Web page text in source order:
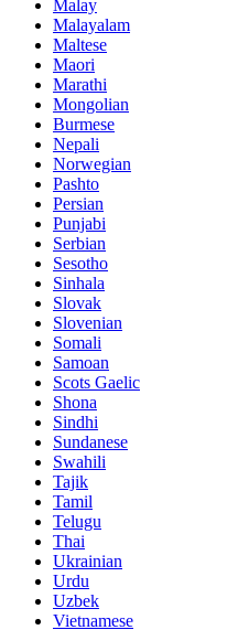
Malay
Malayalam
Maltese
Maori
Marathi
Mongolian
Burmese
Nepali
Norwegian
Pashto
Persian
Punjabi
Serbian
Sesotho
Sinhala
Slovak
Slovenian
Somali
Samoan
Scots Gaelic
Shona
Sindhi
Sundanese
Swahili
Tajik
Tamil
Telugu
Thai
Ukrainian
Urdu
Uzbek
Vietnamese